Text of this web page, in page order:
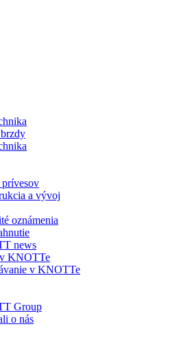
prívesov
a vývoj
oznámenia
news
KNOTTe
v KNOTTe
Group
o nás